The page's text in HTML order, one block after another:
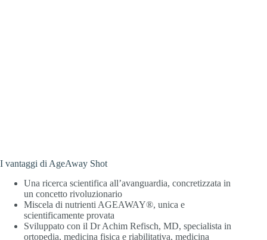
I vantaggi di AgeAway Shot
Una ricerca scientifica all’avanguardia, concretizzata in
un concetto rivoluzionario
Miscela di nutrienti AGEAWAY®, unica e
scientificamente provata
Sviluppato con il Dr Achim Refisch, MD, specialista in
ortopedia, medicina fisica e riabilitativa, medicina